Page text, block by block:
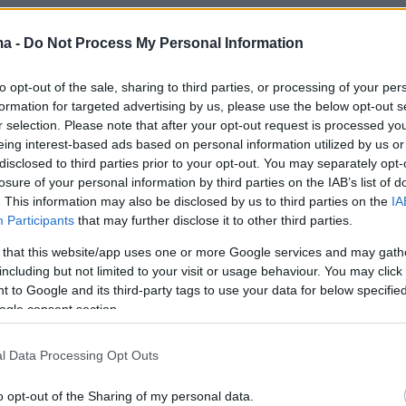
- Do Not Process My Personal Information
opt-out of the sale, sharing to third parties, or processing of your
for targeted advertising by us, please use the below opt-out
selection. Please note that after your opt-out request is processed
interest-based ads based on personal information utilized by us
to third parties prior to your opt-out. You may separately
of your personal information by third parties on the IAB’s list of
This information may also be disclosed by us to third parties on the
Participants that may further disclose it to other third parties.
that this website/app uses one or more Google services and may
but not limited to your visit or usage behaviour. You may
to Google and its third-party tags to use your data for below
consent section.
Data Processing Opt Outs
opt-out of the Sharing of my personal data.
ήταν η Ελλάδα όλη,
ο Μάριος Φραγκούλης για τον
Σαββόπουλο
τραγουδοποιός και δάσκαλος για όλους μας,
2
Φραγκούλης για Μαρινέλλα:
τα πράγματα δεν αλλάζουν
που πριν από έναν χρόνο
3